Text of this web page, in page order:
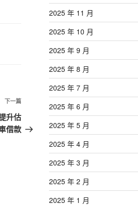
下
一
篇
下一篇
升估
借款
2025 年 11 月
2025 年 10 月
2025 年 9 月
2025 年 8 月
2025 年 7 月
2025 年 6 月
2025 年 5 月
2025 年 4 月
2025 年 3 月
2025 年 2 月
2025 年 1 月